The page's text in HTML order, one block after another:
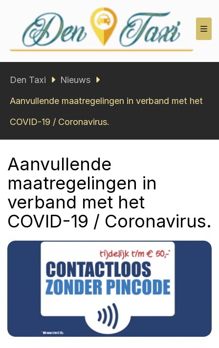
Den Taxi
Den Taxi Nieuws
Aanvullende maatregelingen in verband met het
COVID-19 / Coronavirus.
Aanvullende
maatregelingen in
verband met het
COVID-19 / Coronavirus.